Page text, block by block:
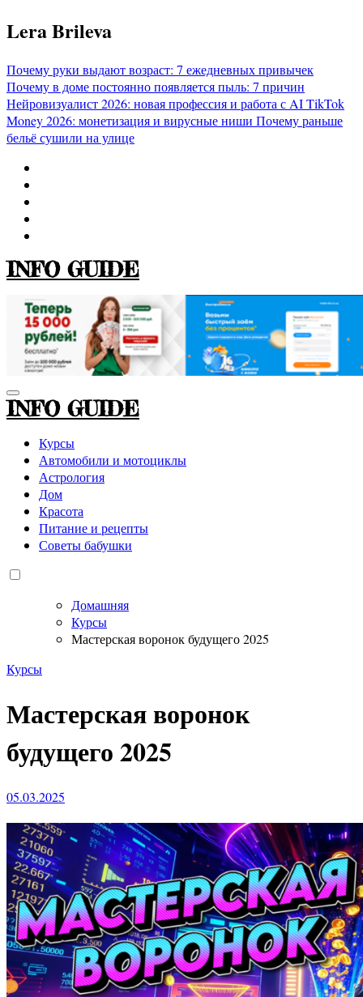
Перейти
к
Lera Brileva
Почему руки выдают возраст: 7 ежедневных привычек
Почему в доме постоянно появляется пыль: 7 причин
Нейровизуалист 2026: новая профессия и работа с AITikTok
Money 2026: монетизация и вирусные ниши Почему раньше
бельё сушили на улице
INFO GUIDE
INFO GUIDE
Курсы
Автомобили и мотоциклы
Астрология
Дом
Красота
Питание и рецепты
Советы бабушки
Домашняя
Курсы
Мастерская воронок будущего 2025
Курсы
Мастерская воронок
будущего 2025
05.03.2025